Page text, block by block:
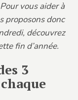
vous aider à
proposons donc
découvrez
fin d’année.
3